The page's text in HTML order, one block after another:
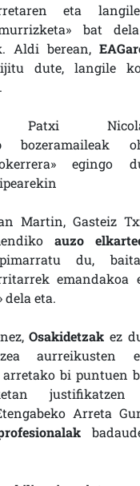
eta
bat
Aldi berean,
dute, langile
Patxi
bozeramaileak
egingo
Martin, Gasteiz
auzo
du,
emandakoa
eta.
Osakidetzak ez
aurreikusten
arretako bi puntuen
Arreta